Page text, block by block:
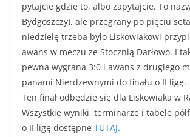
pytajcie gdzie to, albo zapytajcie. To
Bydgoszczy), ale przegrany po pięciu
niedzielę trzeba było Liskowiakowi
awans w meczu ze Stocznią Darłowo. I
pewna wygrana 3:0 i awans z drugiego
panami Nierdzewnymi do finału o II ligę.
Ten finał odbędzie się dla Liskowiaka w
Wszystkie wyniki, terminarze i tabele
o II ligę dostępne TUTAJ.